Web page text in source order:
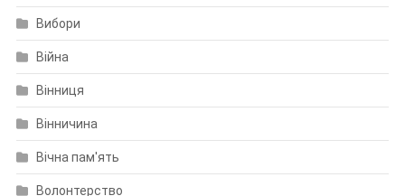
Вибори
Війна
Вінниця
Вінничина
Вічна пам'ять
Волонтерство